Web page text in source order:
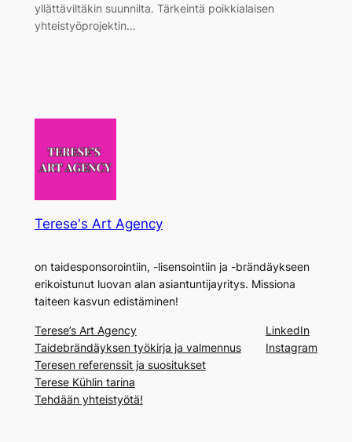
yllättäviltäkin suunnilta. Tärkeintä poikkialaisen
yhteistyöprojektin…
Terese's Art Agency
on taidesponsorointiin, -lisensointiin ja -brändäykseen
erikoistunut luovan alan asiantuntijayritys. Missiona
taiteen kasvun edistäminen!
Terese’s Art Agency
Taidebrändäyksen työkirja ja valmennus
Teresen referenssit ja suositukset
Terese Kühlin tarina
Tehdään yhteistyötä!
LinkedIn
Instagram